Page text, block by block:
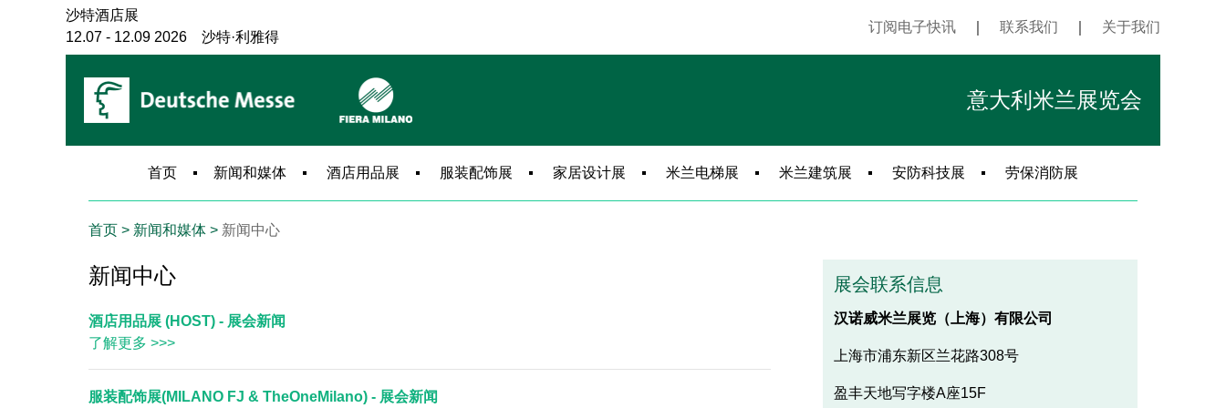
沙特酒店展
12.07 - 12.09 2026 沙特·利雅得
06.08 - 06.10 2027 巴西·圣保罗
巴西消防展
11.17 - 11.19 2027 意大利·米兰
米兰安防展
11.17 - 11.19 2027 意大利·米兰
米兰服饰展
09.12 - 09.14 2026 意大利·米兰
订阅电子快讯 联系我们 关于我们
意大利米兰展览会
首页 新闻和媒体 酒店用品展 服装配饰展 家居设计展 米兰电梯展 米兰建筑展 安防科技展 劳保消防展
首页 > 新闻和媒体 > 新闻中心
新闻中心
酒店用品展 (HOST) - 展会新闻
了解更多 >>>
服装配饰展(MILANO FJ & TheOneMilano) - 展会新闻
展会联系信息
汉诺威米兰展览（上海）有限公司
上海市浦东新区兰花路308号
盈丰天地写字楼A座15F